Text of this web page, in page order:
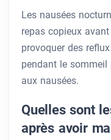
Les nausées
repas copieux
provoquer des
pendant le sommeil
aux nausées.
Quelles sont
après avoir